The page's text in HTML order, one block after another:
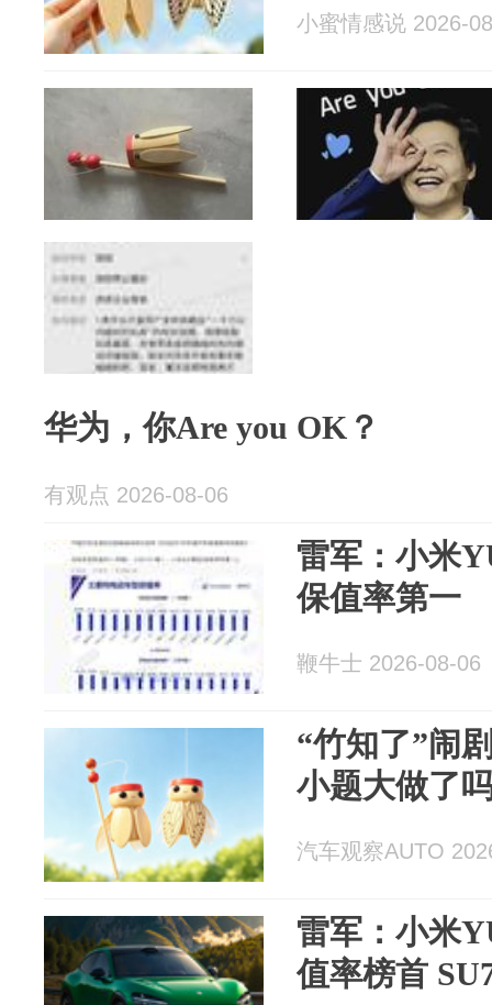
小蜜情感说 2026-
华为，你Are you OK？
有观点 2026-08-06
雷军：小米
保值率第一
鞭牛士 2026-08-06
“竹知了”闹
小题大做了
汽车观察AUTO
雷军：小米
值率榜首